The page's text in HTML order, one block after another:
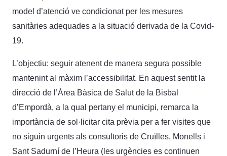
model d’atenció ve condicionat per les mesures
sanitàries adequades a la situació derivada de la Covid-
19.
L’objectiu: seguir atenent de manera segura possible
mantenint al màxim l’accessibilitat. En aquest sentit la
direcció de l’Àrea Bàsica de Salut de la Bisbal
d’Empordà, a la qual pertany el municipi, remarca la
importància de sol·licitar cita prèvia per a fer visites que
no siguin urgents als consultoris de Cruïlles, Monells i
Sant Sadurní de l’Heura (les urgències es continuen